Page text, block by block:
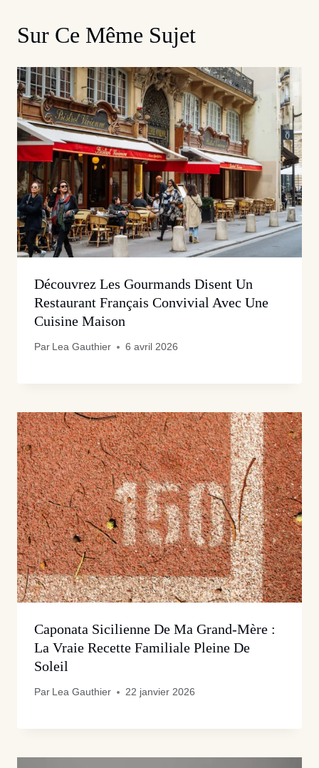
Sur Ce Même Sujet
Découvrez Les Gourmands Disent Un
Restaurant Français Convivial Avec Une
Cuisine Maison
Par Lea Gauthier 6 avril 2026
Caponata Sicilienne De Ma Grand-Mère :
La Vraie Recette Familiale Pleine De
Soleil
Par Lea Gauthier 22 janvier 2026